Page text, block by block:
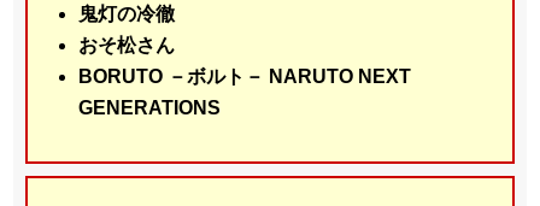
鬼灯の冷徹
おそ松さん
BORUTO －ボルト－ NARUTO NEXT
GENERATIONS